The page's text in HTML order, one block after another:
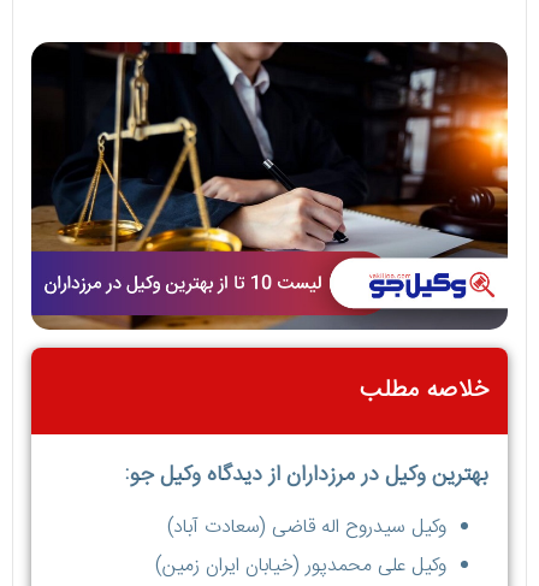
خلاصه مطلب
بهترین وکیل در مرزداران از دیدگاه وکیل جو:
وکیل سیدروح اله قاضی (سعادت آباد)
وکیل علی محمدپور (خیابان ایران زمین)